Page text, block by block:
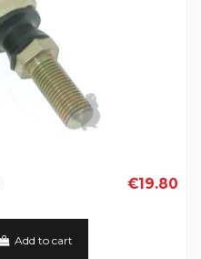
€19.80
Add to cart